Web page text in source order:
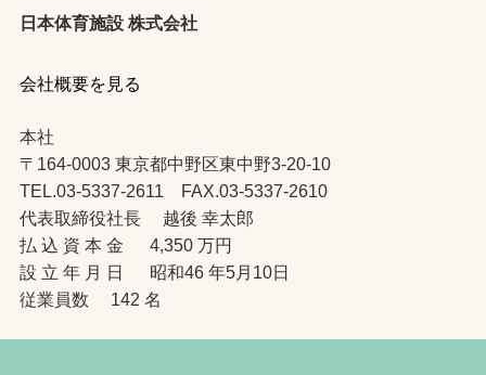
日本体育施設 株式会社
会社概要を見る
本社
〒164-0003 東京都中野区東中野3-20-10
TEL.03-5337-2611 FAX.03-5337-2610
代表取締役社長 越後 幸太郎
払 込 資 本 金 4,350 万円
設 立 年 月 日 昭和46 年5月10日
従業員数 142 名